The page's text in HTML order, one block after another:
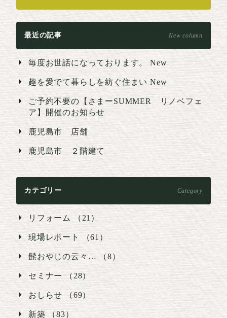
最近の記事 New column
毎度お世話になっております。New
趣を愛でて暮らしを紡ぐ住まいNew
ご予約不要の【さまーSUMMER リノベフェ
ア】開催のお知らせ
鹿児島市 店舗
鹿児島市 ２階建て
カテゴリー Category
リフォーム （21）
現場レポート （61）
髭おやじの云々… （8）
セミナー （28）
おしらせ （69）
新築 （83）